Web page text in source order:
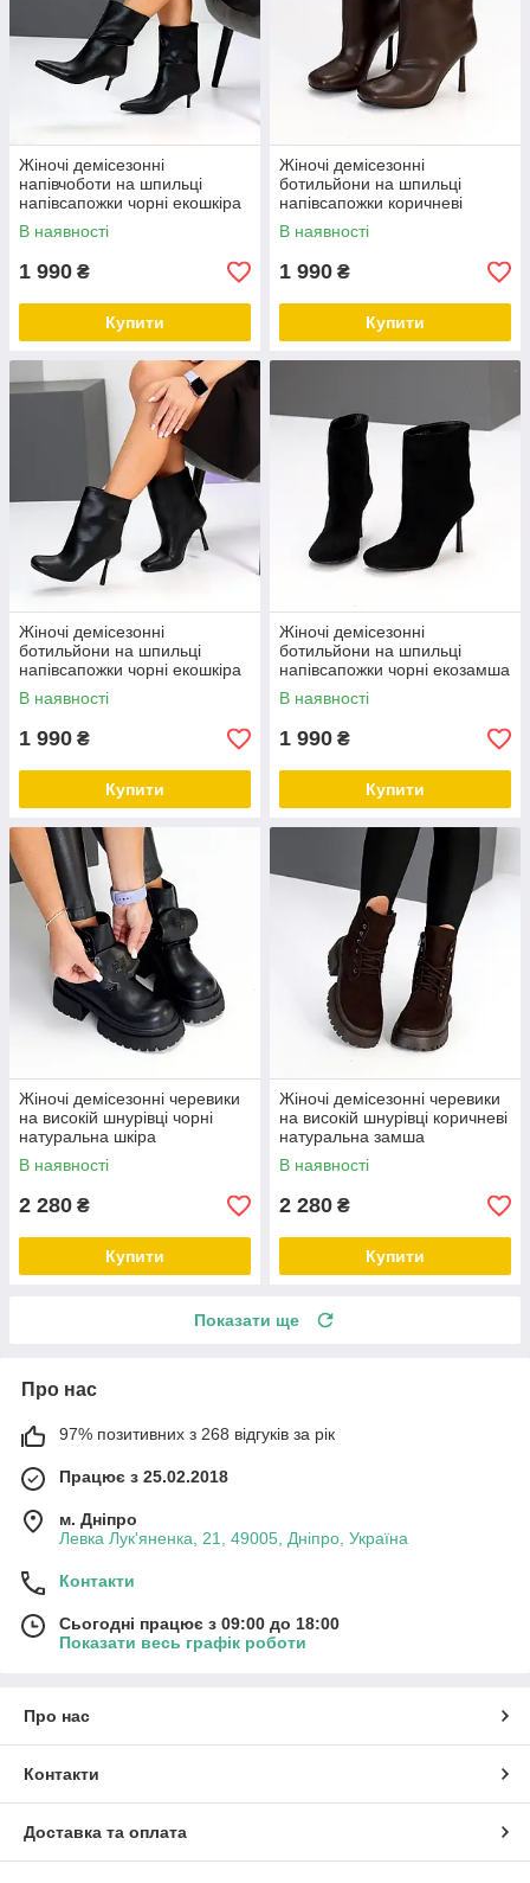
Жіночі демісезонні
напівчоботи на шпильці
напівсапожки чорні екошкіра
В наявності
1 990 ₴
Купити
Жіночі демісезонні
ботильйони на шпильці
напівсапожки коричневі
екошкіра
В наявності
1 990 ₴
Купити
Жіночі демісезонні
ботильйони на шпильці
напівсапожки чорні екошкіра
В наявності
1 990 ₴
Купити
Жіночі демісезонні
ботильйони на шпильці
напівсапожки чорні екозамша
В наявності
1 990 ₴
Купити
Жіночі демісезонні черевики
на високій шнурівці чорні
натуральна шкіра
В наявності
2 280 ₴
Купити
Жіночі демісезонні черевики
на високій шнурівці коричневі
натуральна замша
В наявності
2 280 ₴
Купити
Показати ще
Про нас
97% позитивних з 268 відгуків за рік
Працює з 25.02.2018
м. Дніпро
Левка Лук'яненка, 21, 49005, Дніпро, Україна
Контакти
Сьогодні працює з 09:00 до 18:00
Показати весь графік роботи
Про нас
Контакти
Доставка та оплата